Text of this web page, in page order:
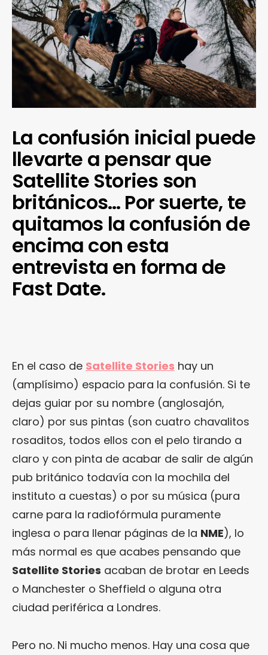
La confusión inicial puede
llevarte a pensar que
Satellite Stories son
británicos… Por suerte, te
quitamos la confusión de
encima con esta
entrevista en forma de
Fast Date.
En el caso de Satellite Stories hay un
(amplísimo) espacio para la confusión. Si te
dejas guiar por su nombre (anglosajón,
claro) por sus pintas (son cuatro chavalitos
rosaditos, todos ellos con el pelo tirando a
claro y con pinta de acabar de salir de algún
pub británico todavía con la mochila del
instituto a cuestas) o por su música (pura
carne para la radiofórmula puramente
inglesa o para llenar páginas de la NME), lo
más normal es que acabes pensando que
Satellite Stories acaban de brotar en Leeds
o Manchester o Sheffield o alguna otra
ciudad periférica a Londres.
Pero no. Ni mucho menos. Hay una cosa que